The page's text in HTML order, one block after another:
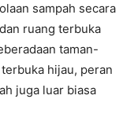
sampah secara
ruang terbuka
taman-
hijau, peran
juga luar biasa